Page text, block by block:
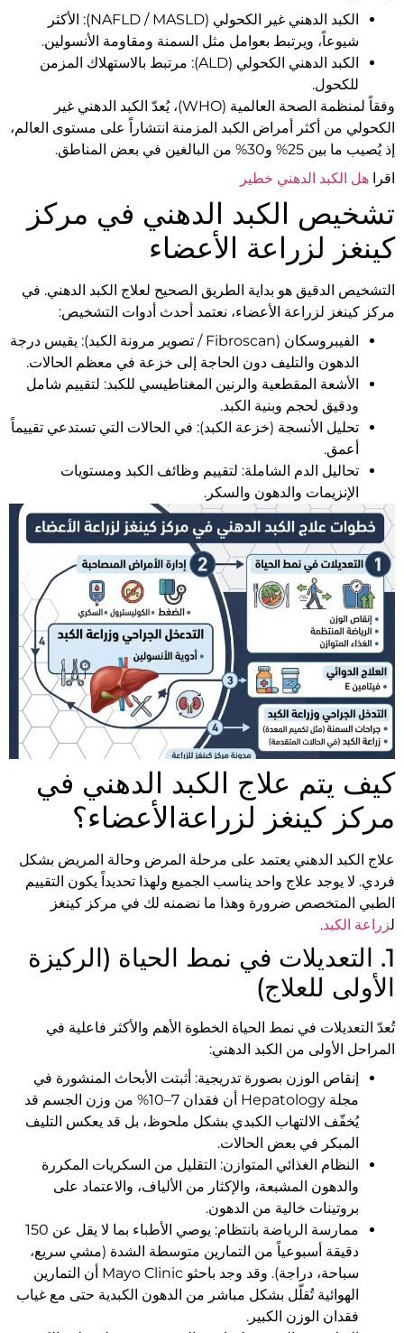
الكبد الدهني غير الكحولي (NAFLD / MASLD): الأكثر
شيوعاً، ويرتبط بعوامل مثل السمنة ومقاومة الأنسولين.
الكبد الدهني الكحولي (ALD): مرتبط بالاستهلاك المزمن
للكحول.
وفقاً لمنظمة الصحة العالمية (WHO)، يُعدّ الكبد الدهني غير
الكحولي من أكثر أمراض الكبد المزمنة انتشاراً على مستوى العالم،
إذ يُصيب ما بين 25% و30% من البالغين في بعض المناطق.
اقرا هل الكبد الدهني خطير
تشخيص الكبد الدهني في مركز
كينغز لزراعة الأعضاء
التشخيص الدقيق هو بداية الطريق الصحيح لعلاج الكبد الدهني. في
مركز كينغز لزراعة الأعضاء، نعتمد أحدث أدوات التشخيص:
الفيبروسكان (Fibroscan / تصوير مرونة الكبد): يقيس درجة
الدهون والتليف دون الحاجة إلى خزعة في معظم الحالات.
الأشعة المقطعية والرنين المغناطيسي للكبد: لتقييم شامل
ودقيق لحجم وبنية الكبد.
تحليل الأنسجة (خزعة الكبد): في الحالات التي تستدعي تقييماً
أعمق.
تحاليل الدم الشاملة: لتقييم وظائف الكبد ومستويات
الإنزيمات والدهون والسكر.
كيف يتم علاج الكبد الدهني في
مركز كينغز لزراعةالأعضاء؟
علاج الكبد الدهني يعتمد على مرحلة المرض وحالة المريض بشكل
فردي. لا يوجد علاج واحد يناسب الجميع ولهذا تحديداً يكون التقييم
الطبي المتخصص ضرورة وهذا ما نضمنه لك في مركز كينغز
لزراعة الكبد.
1. التعديلات في نمط الحياة (الركيزة
الأولى للعلاج)
تُعدّ التعديلات في نمط الحياة الخطوة الأهم والأكثر فاعلية في
المراحل الأولى من الكبد الدهني:
إنقاص الوزن بصورة تدريجية: أثبتت الأبحاث المنشورة في
مجلة Hepatology أن فقدان 7–10% من وزن الجسم قد
يُخفّف الالتهاب الكبدي بشكل ملحوظ، بل قد يعكس التليف
المبكر في بعض الحالات.
النظام الغذائي المتوازن: التقليل من السكريات المكررة
والدهون المشبعة، والإكثار من الألياف، والاعتماد على
بروتينات خالية من الدهون.
ممارسة الرياضة بانتظام: يوصي الأطباء بما لا يقل عن 150
دقيقة أسبوعياً من التمارين متوسطة الشدة (مشي سريع،
سباحة، دراجة). وقد وجد باحثو Mayo Clinic أن التمارين
الهوائية تُقلّل بشكل مباشر من الدهون الكبدية حتى مع غياب
فقدان الوزن الكبير.